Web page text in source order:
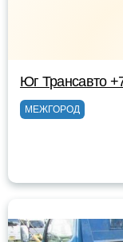
Юг Трансавто
МЕЖГОРОД